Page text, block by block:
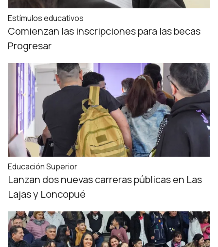
Estímulos educativos
Comienzan las inscripciones para las becas
Progresar
Educación Superior
Lanzan dos nuevas carreras públicas en Las
Lajas y Loncopué